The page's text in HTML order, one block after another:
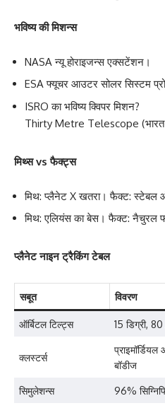
भविष्य की मिशन्स
NASA न्यू होराइजन्स एक्सटेंशन।
ESA फ्यूचर आउटर सोलर सिस्टम
ISRO का भविष्य क्विपर मिशन?
Thirty Metre Telescope (भारत-
मिथ्स vs फैक्ट्स
मिथ: प्लैनेट X खतरा। फैक्ट: स्टेबल
मिथ: एलियंस का बेस। फैक्ट: नैचुरल
प्लैनेट नाइन ट्रैकिंग टेबल
सबूत विवरण
ऑर्बिटल टिल्ट्स 15 डिग्री,
क्लस्टर्स
बॉडीज
सिमुलेशन्स 96%